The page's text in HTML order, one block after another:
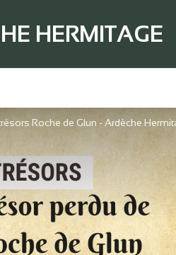
HERMITAGE
Roche de Glun - Ardèche